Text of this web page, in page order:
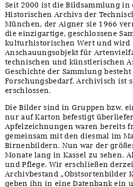
Seit 2000 ist die Bildsammlung in
Historischen Archivs der
München, der Aigner sie 1966
die einzigartige, geschlossene
kulturhistorischen Wert und wird
Anschauungsobjekt für
technischen und künstlerischen
Geschichte der Sammlung
Forschungsbedarf. Archivisch ist
erschlossen.
Die Bilder sind in Gruppen bzw.
nur auf Karton befestigt
Apfelzeichnungen waren bereits
gemeinsam mit den diesmal im
Birnenbildern. Nun war der
Monate lang in Kassel zu sehen.
und Pflege. Wir erschließen
Archivbestand „Obstsortenbilder
geben ihn in eine Datenbank ein